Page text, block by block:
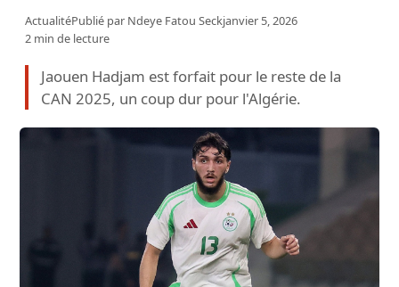
ActualitéPublié par Ndeye Fatou Seckjanvier 5, 2026
2 min de lecture
Jaouen Hadjam est forfait pour le reste de la
CAN 2025, un coup dur pour l'Algérie.